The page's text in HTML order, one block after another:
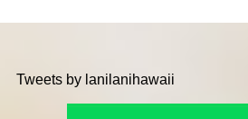
Tweets by lanilanihawaii